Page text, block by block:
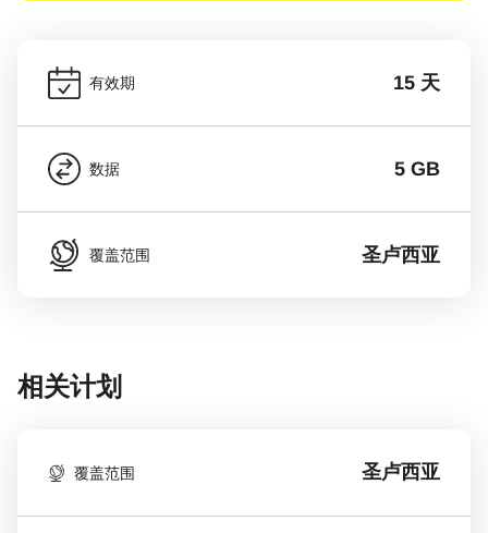
有效期 15 天
数据 5 GB
覆盖范围 圣卢西亚
相关计划
覆盖范围 圣卢西亚